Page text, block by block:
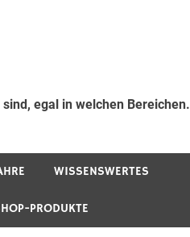
egal in welchen Bereichen.
WISSENSWERTES
PRODUKTE